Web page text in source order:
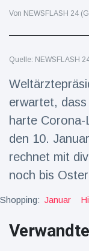
Gaming
Reisen &
Aus
16
Von NEWSFLASH 24
Quelle: NEWSFLASH
erwartet,
harte
den 10.
rechnet mit
noch bis
Shopping: Januar